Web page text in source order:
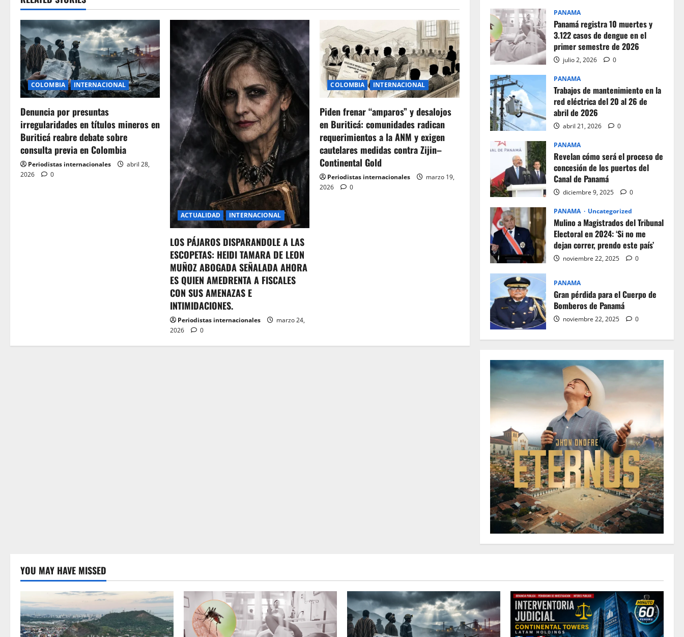
n
a
v
i
g
a
t
i
o
COLOMBIA INTERNACIONAL
Denuncia por presuntas
irregularidades en títulos mineros en
Buriticá reabre debate sobre
consulta previa en Colombia
Periodistas internacionales
abril 28,
2026
0
ACTUALIDAD INTERNACIONAL
LOS PÁJAROS DISPARANDOLE A LAS
ESCOPETAS: HEIDI TAMARA DE LEON
MUÑOZ ABOGADA SEÑALADA AHORA
ES QUIEN AMEDRENTA A FISCALES
CON SUS AMENAZAS E
INTIMIDACIONES.
Periodistas internacionales
marzo 24,
2026
0
COLOMBIA INTERNACIONAL
Piden frenar “amparos” y desalojos
en Buriticá: comunidades radican
requerimientos a la ANM y exigen
cautelares medidas contra Zijin–
Continental Gold
Periodistas internacionales
marzo 19,
2026
0
PANAMA
Panamá registra 10 muertes y
3.122 casos de dengue en el
primer semestre de 2026
julio 2, 2026 0
PANAMA
Trabajos de mantenimiento en la
red eléctrica del 20 al 26 de
abril de 2026
abril 21, 2026 0
PANAMA
Revelan cómo será el proceso de
concesión de los puertos del
Canal de Panamá
diciembre 9, 2025 0
PANAMA Uncategorized
Mulino a Magistrados del Tribunal
Electoral en 2024: ‘Si no me
dejan correr, prendo este país’
noviembre 22, 2025 0
PANAMA
Gran pérdida para el Cuerpo de
Bomberos de Panamá
noviembre 22, 2025 0
YOU MAY HAVE MISSED